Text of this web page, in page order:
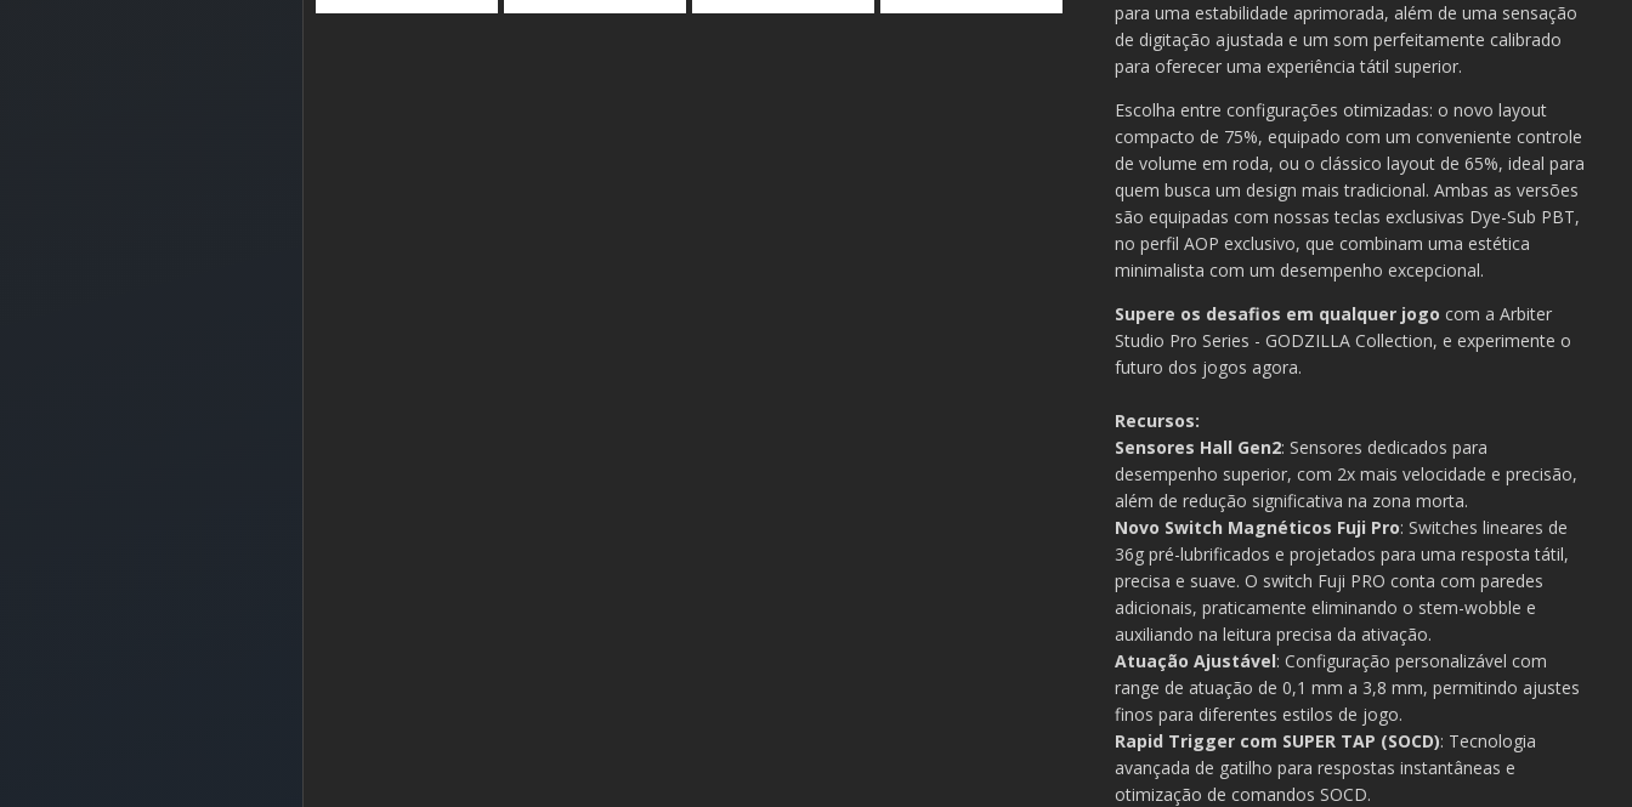
para uma estabilidade aprimorada, além de uma sensação
de digitação ajustada e um som perfeitamente calibrado
para oferecer uma experiência tátil superior.
Escolha entre configurações otimizadas: o novo layout
compacto de 75%, equipado com um conveniente controle
de volume em roda, ou o clássico layout de 65%, ideal para
quem busca um design mais tradicional. Ambas as versões
são equipadas com nossas teclas exclusivas Dye-Sub PBT,
no perfil AOP exclusivo, que combinam uma estética
minimalista com um desempenho excepcional.
Supere os desafios em qualquer jogo com a Arbiter
Studio Pro Series - GODZILLA Collection, e experimente o
futuro dos jogos agora.
Recursos:
Sensores Hall Gen2: Sensores dedicados para
desempenho superior, com 2x mais velocidade e precisão,
além de redução significativa na zona morta.
Novo Switch Magnéticos Fuji Pro: Switches lineares de
36g pré-lubrificados e projetados para uma resposta tátil,
precisa e suave. O switch Fuji PRO conta com paredes
adicionais, praticamente eliminando o stem-wobble e
auxiliando na leitura precisa da ativação.
Atuação Ajustável: Configuração personalizável com
range de atuação de 0,1 mm a 3,8 mm, permitindo ajustes
finos para diferentes estilos de jogo.
Rapid Trigger com SUPER TAP (SOCD): Tecnologia
avançada de gatilho para respostas instantâneas e
otimização de comandos SOCD.